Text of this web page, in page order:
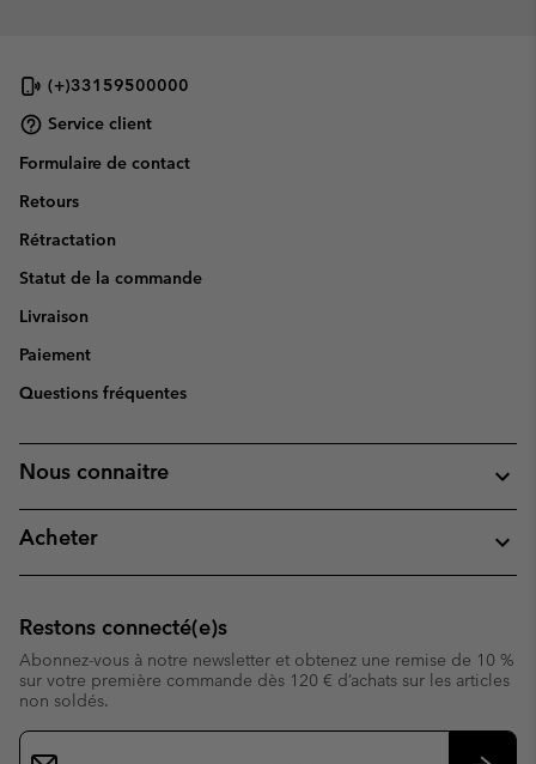
(+)33159500000
Service client
Formulaire de contact
Retours
Rétractation
Statut de la commande
Livraison
Paiement
Questions fréquentes
Nous connaitre
Acheter
Restons connecté(e)s
Abonnez-vous à notre newsletter et obtenez une remise de 10 %
sur votre première commande dès 120 € d’achats sur les articles
non soldés.
Inscription